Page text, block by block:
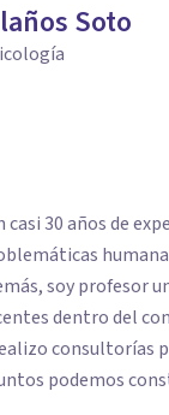
en la Clínica
Soto
30 años de
soy profesor
dentro del
consultorías
podemos